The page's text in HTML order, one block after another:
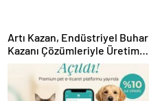
Artı Kazan, Endüstriyel Buhar
Kazanı Çözümleriyle Üretim
Tesislerine Verimli Sistemler
Sunuyor